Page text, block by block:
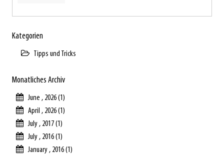
Kategorien
Tipps und Tricks
Monatliches Archiv
June , 2026 (1)
April , 2026 (1)
July , 2017 (1)
July , 2016 (1)
January , 2016 (1)